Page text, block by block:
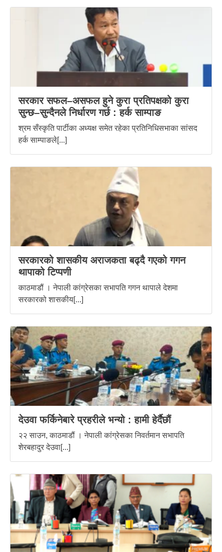
सरकार सफल–असफल हुने कुरा प्रतिपक्षको कुरा
सुन्छ–सुन्दैनले निर्धारण गर्छ : हर्क साम्पाङ
श्रम सँस्कृति पार्टीका अध्यक्ष समेत रहेका प्रतिनिधिसभाका सांसद
हर्क साम्पाङले[...]
सरकारको शासकीय अराजकता बढ्दै गएको गगन
थापाको टिप्पणी
काठमाडौं । नेपाली कांग्रेसका सभापति गगन थापाले देशमा
सरकारको शासकीय[...]
देउवा फर्किनेबारे प्रहरीले भन्यो : हामी हेर्दैछौं
२२ साउन, काठमाडौं । नेपाली कांग्रेसका निवर्तमान सभापति
शेरबहादुर देउवा[...]